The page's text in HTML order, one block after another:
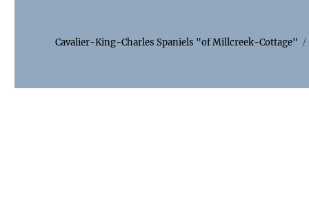
Cavalier-King-Charles Spaniels "of Millcreek-Cottage"